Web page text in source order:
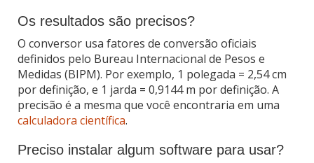
Os resultados são precisos?
O conversor usa fatores de conversão oficiais
definidos pelo Bureau Internacional de Pesos e
Medidas (BIPM). Por exemplo, 1 polegada = 2,54 cm
por definição, e 1 jarda = 0,9144 m por definição. A
precisão é a mesma que você encontraria em uma
calculadora científica.
Preciso instalar algum software para usar?